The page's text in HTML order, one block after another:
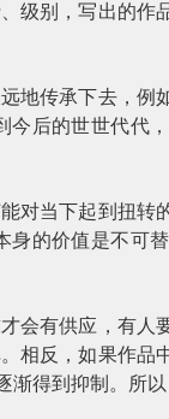
级别，写出的作
地传承下去，例
后的世世代代
对当下起到扭转
的价值是不可
会有供应，有人
相反，如果作品
得到抑制。所以